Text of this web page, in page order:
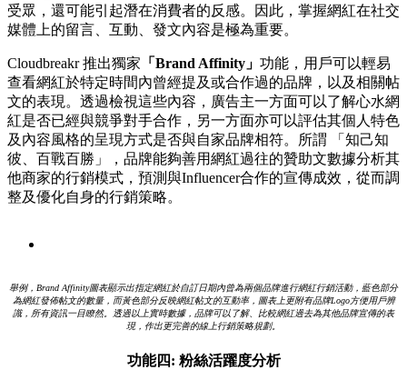
受眾，還可能引起潛在消費者的反感。因此，掌握網紅在社交
媒體上的留言、互動、發文內容是極為重要。
Cloudbreakr 推出獨家 「Brand Affinity」 功能，用戶可以輕易
查看網紅於特定時間內曾經提及或合作過的品牌，以及相關帖
文的表現。透過檢視這些內容，廣告主一方面可以了解心水網
紅是否已經與競爭對手合作，另一方面亦可以評估其個人特色
及內容風格的呈現方式是否與自家品牌相符。所謂 「知己知
彼、百戰百勝」，品牌能夠善用網紅過往的贊助文數據分析其
他商家的行銷模式，預測與Influencer合作的宣傳成效，從而調
整及優化自身的行銷策略。
舉例，Brand Affinity圖表顯示出指定網紅於自訂日期內曾為兩個品牌進行網紅行銷活動，藍色部分
為網紅發佈帖文的數量，而黃色部分反映網紅帖文的互動率，圖表上更附有品牌Logo方便用戶辨
識，所有資訊一目瞭然。透過以上實時數據，品牌可以了解、比較網紅過去為其他品牌宣傳的表
現，作出更完善的線上行銷策略規劃。
功能四: 粉絲活躍度分析